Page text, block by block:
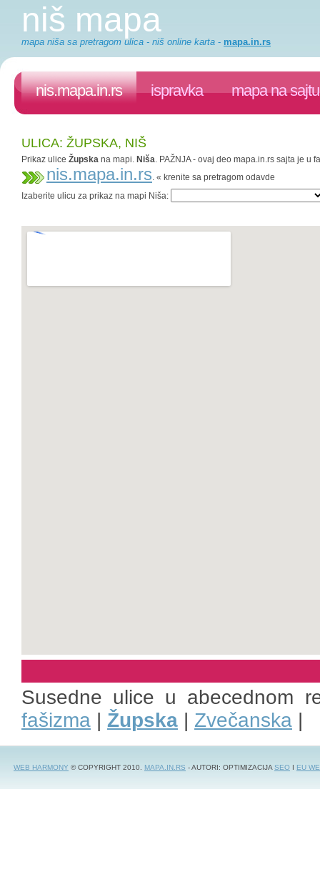
niš mapa
mapa niša sa pretragom ulica - niš online karta - mapa.in.rs
nis.mapa.in.rs ispravka mapa na sajtu
ULICA: ŽUPSKA, NIŠ
Prikaz ulice Župska na mapi. Niša. PAŽNJA - ovaj deo mapa.in.rs sajta je u
nis.mapa.in.rs. « krenite sa pretragom odavde
Izaberite ulicu za prikaz na mapi Niša:
Susedne ulice u abecednom
fašizma | Župska | Zvečanska |
WEB HARMONY © COPYRIGHT 2010. MAPA.IN.RS - AUTORI: OPTIMIZACIJASEO I EU